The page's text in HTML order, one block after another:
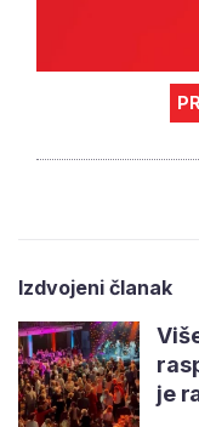
Izdvojeni članak
je